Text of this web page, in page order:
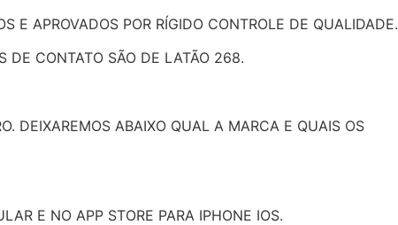
E APROVADOS POR RÍGIDO CONTROLE DE QUALIDADE.
DE CONTATO SÃO DE LATÃO 268.
DEIXAREMOS ABAIXO QUAL A MARCA E QUAIS OS
E NO APP STORE PARA IPHONE IOS.